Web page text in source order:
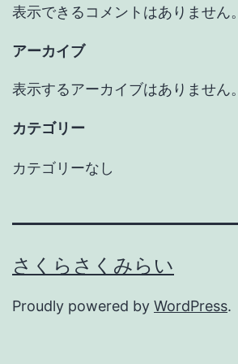
表示できるコメントはありません。
アーカイブ
表示するアーカイブはありません。
カテゴリー
カテゴリーなし
さくらさくみらい
Proudly powered by WordPress.